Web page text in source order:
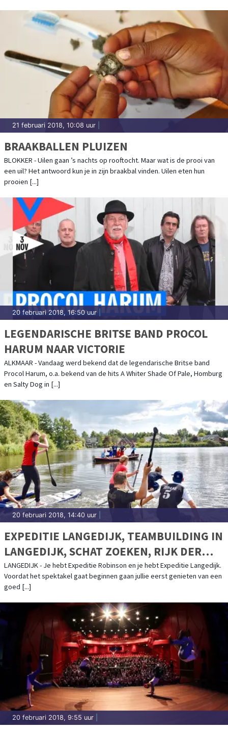
21 februari 2018, 10:08 uur
BRAAKBALLEN PLUIZEN
BLOKKER - Uilen gaan ’s nachts op rooftocht. Maar wat is de prooi van
een uil? Het antwoord kun je in zijn braakbal vinden. Uilen eten hun
prooien [...]
20 februari 2018, 16:50 uur|
LEGENDARISCHE BRITSE BAND PROCOL
HARUM NAAR VICTORIE
ALKMAAR - Vandaag werd bekend dat de legendarische Britse band
Procol Harum, o.a. bekend van de hits A Whiter Shade Of Pale, Homburg
en Salty Dog in [...]
20 februari 2018, 14:40 uur
EXPEDITIE LANGEDIJK, TEAMBUILDING IN
LANGEDIJK, SCHAT ZOEKEN, RIJK DER
DUIZEND EILANDEN
LANGEDIJK - Je hebt Expeditie Robinson en je hebt Expeditie Langedijk.
Voordat het spektakel gaat beginnen gaan jullie eerst genieten van een
goed [...]
20 februari 2018, 9:55 uur